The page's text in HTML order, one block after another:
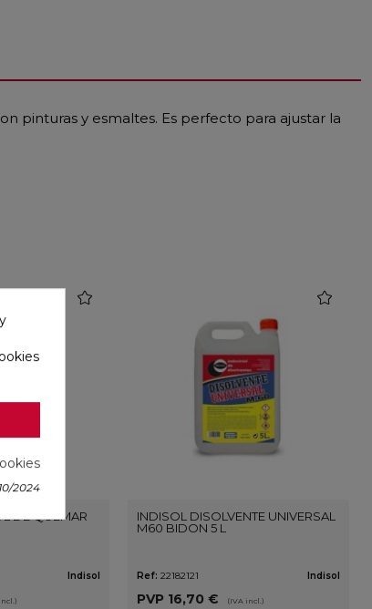
pinturas y esmaltes. Es perfecto para ajustar la
DE QUEMAR
Indisol
favorite
INDISOL DISOLVENTE UNIVERSAL
M60 BIDON 5 L
Ref: 22182121 Indisol
PVP 16,70 € (IVA incl.)
2024